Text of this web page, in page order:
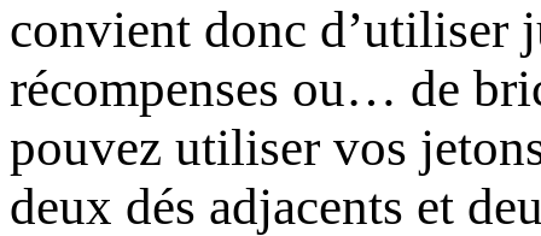
convient donc d’utiliser
récompenses ou… de
pouvez utiliser vos
deux dés adjacents et